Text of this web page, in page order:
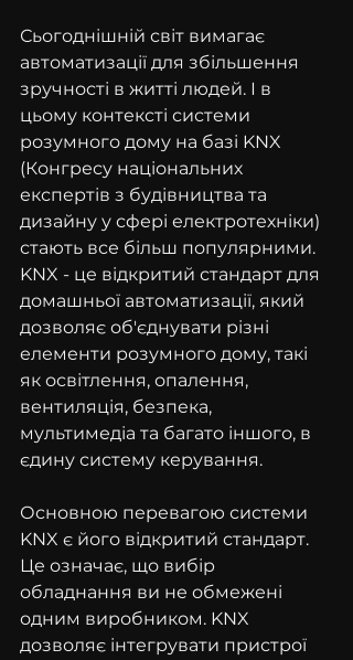
Сьогоднішній світ вимагає
автоматизації для збільшення
зручності в житті людей. І в
цьому контексті системи
розумного дому на базі KNX
(Конгресу національних
експертів з будівництва та
дизайну у сфері електротехніки)
стають все більш популярними.
KNX - це відкритий стандарт для
домашньої автоматизації, який
дозволяє об'єднувати різні
елементи розумного дому, такі
як освітлення, опалення,
вентиляція, безпека,
мультимедіа та багато іншого, в
єдину систему керування.
Основною перевагою системи
KNX є його відкритий стандарт.
Це означає, що вибір
обладнання ви не обмежені
одним виробником. KNX
дозволяє інтегрувати пристрої